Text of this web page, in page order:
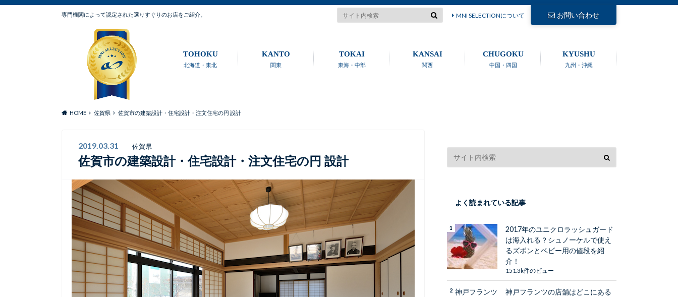
専門機関によって認定された選りすぐりのお店をご紹介。 お問い合わせ
MNI SELECTIONについて
北海道・東北
TOHOKU
関東
KANTO
東海・中部
TOKAI
関西
KANSAI
中国・四国
CHUGOKU
九州・沖縄
KYUSHU
HOME 佐賀県 佐賀市の建築設計・住宅設計・注文住宅の円 設計
2019.03.31 佐賀県
佐賀市の建築設計・住宅設計・注文住宅の円 設計
よく読まれている記事
2017年のユニクロラッシュガード
は海入れる？シュノーケルで使え
るズボンとベビー用の値段を紹
介！
151.3k件のビュー
神戸フランツの店舗はどこにある